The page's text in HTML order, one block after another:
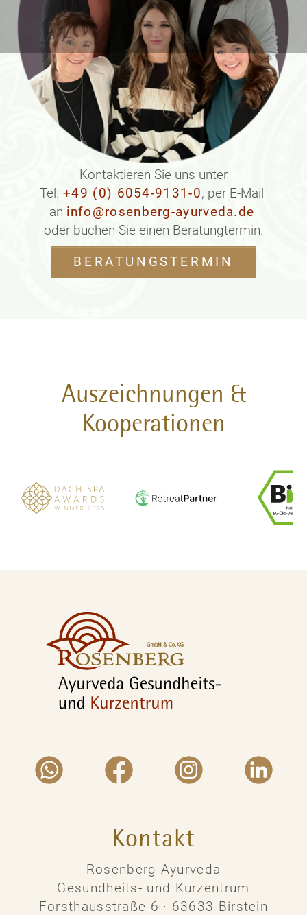
Kontaktieren Sie uns unter
Tel.+49 (0) 6054-9131-0, per E-Mail
an info@rosenberg-ayurveda.de
oder buchen Sie einen Beratungtermin.
BERATUNGSTERMIN
Auszeichnungen &
Kooperationen
Kontakt
Rosenberg Ayurveda
Gesundheits- und Kurzentrum
Forsthausstraße 6 · 63633 Birstein